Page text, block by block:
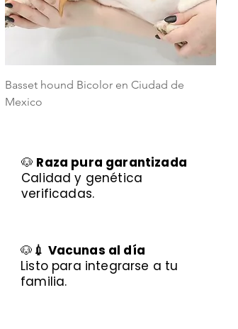
Basset hound Bicolor en Ciudad de
Mexico
🐶 Raza pura garantizada
Calidad y genética
verificadas.
🐶 💉 Vacunas al día
Listo para integrarse a tu
familia.